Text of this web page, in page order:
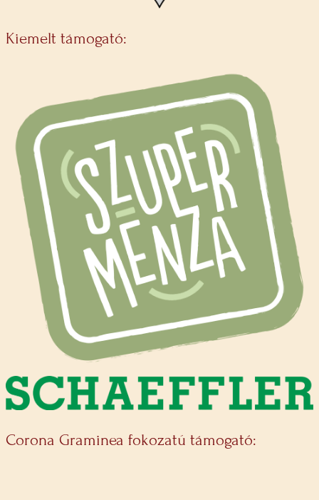
Kiemelt támogató:
Corona Graminea fokozatú támogató: